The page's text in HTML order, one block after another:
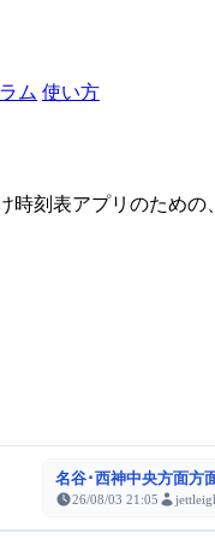
ム 使い方
刻表アプリのため
名谷･西神中央方面方
26/08/03 21:05